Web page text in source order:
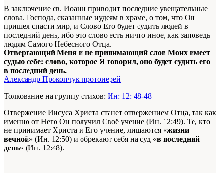
В заключение св. Иоанн приводит последние увещательные
слова. Господа, сказанные иудеям в храме, о том, что Он
пришел спасти мир, и Слово Его будет судить людей в
последний день, ибо это слово есть ничто иное, как заповедь
людям Самого Небесного Отца.
Отвергающий Меня и не принимающий слов Моих имеет
судью себе: слово, которое Я говорил, оно будет судить его
в последний день.
Александр Прокопчук протоиерей
Толкование на группу стихов: Ин: 12: 48-48
Отвержение Иисуса Христа станет отвержением Отца, так как
именно от Него Он получил Своё учение (Ин. 12:49). Те, кто
не принимает Христа и Его учение, лишаются «жизни
вечной» (Ин. 12:50) и обрекают себя на суд «в последний
день» (Ин. 12:48).